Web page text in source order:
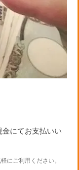
にてお支払いい
にご利用ください。